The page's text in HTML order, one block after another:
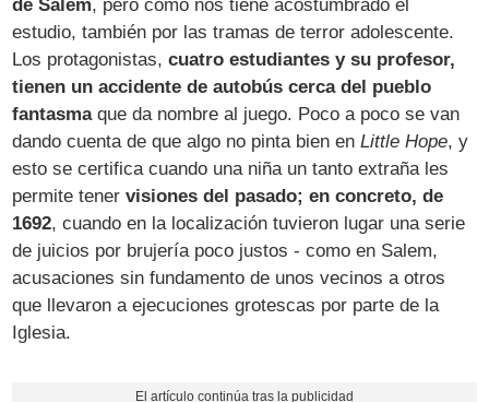
de Salem, pero como nos tiene acostumbrado el
estudio, también por las tramas de terror adolescente.
Los protagonistas, cuatro estudiantes y su profesor,
tienen un accidente de autobús cerca del pueblo
fantasmaque da nombre al juego. Poco a poco se van
dando cuenta de que algo no pinta bien enLittle Hope, y
esto se certifica cuando una niña un tanto extraña les
permite tenervisiones del pasado; en concreto, de
1692, cuando en la localización tuvieron lugar una serie
de juicios por brujería poco justos - como en Salem,
acusaciones sin fundamento de unos vecinos a otros
que llevaron a ejecuciones grotescas por parte de la
Iglesia.